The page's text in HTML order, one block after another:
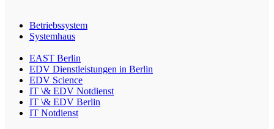
Betriebssystem
Systemhaus
EAST Berlin
EDV Dienstleistungen in Berlin
EDV Science
IT \& EDV Notdienst
IT \& EDV Berlin
IT Notdienst